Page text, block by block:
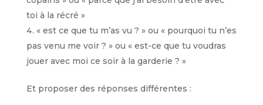
toi à la récré »
« est ce que tu m’as vu ? » ou « pourquoi tu n’es
pas venu me voir ? » ou « est-ce que tu voudras
jouer avec moi ce soir à la garderie ? »
Et proposer des réponses différentes :